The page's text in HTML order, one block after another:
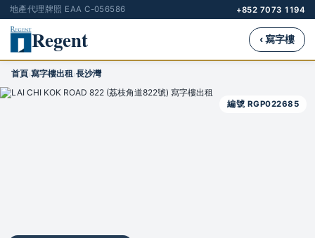
地產代理牌照 EAA C-056586 +852 7073 1194
Regent ‹ 寫字樓
首頁›寫字樓出租›長沙灣
編號 RGP022685